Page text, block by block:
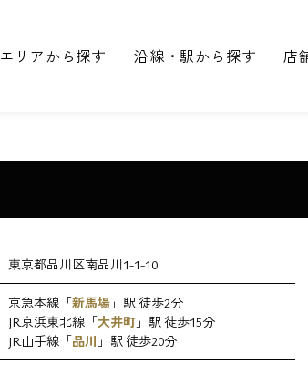
エリアから探す 沿線・駅から探す 店
東京都品川区南品川1-1-10
京急本線「新馬場 」駅 徒歩2分
JR京浜東北線「大井町 」駅 徒歩15分
JR山手線「品川 」駅 徒歩20分